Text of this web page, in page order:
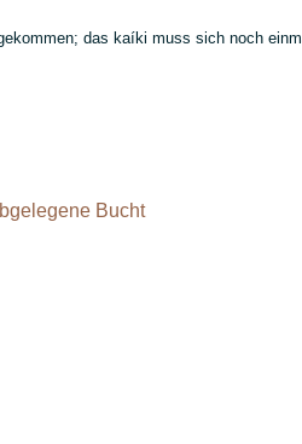
das kaíki muss sich noch
Bucht